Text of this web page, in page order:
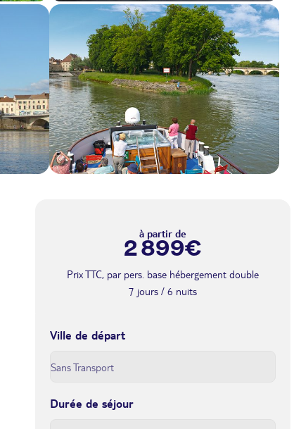
à partir de
2 899€
Prix TTC, par pers. base hébergement double
7 jours / 6 nuits
Ville de départ
Durée de séjour